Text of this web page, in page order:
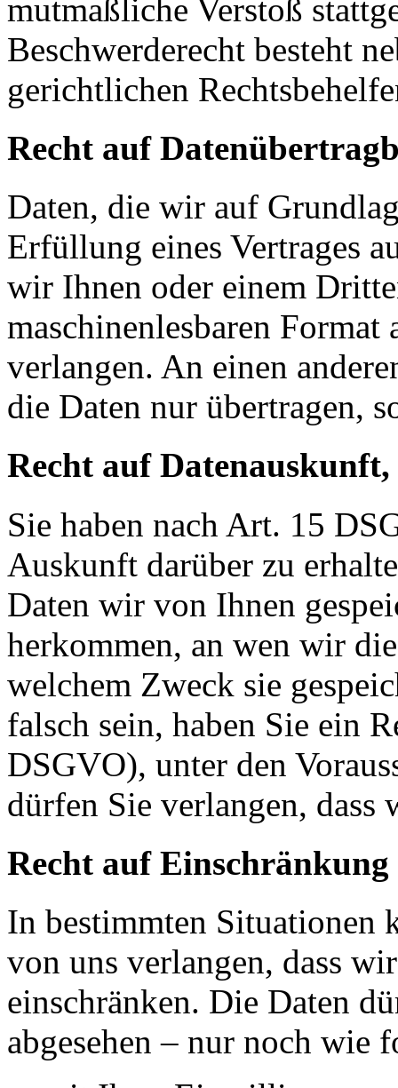
mutmaßliche Verstoß
Beschwerderecht besteht
gerichtlichen
Recht auf
Daten, die wir auf
Erfüllung eines Vertrages
wir Ihnen oder einem
maschinenlesbaren Format
verlangen. An einen
die Daten nur übertragen,
Recht auf
Sie haben nach Art. 15
Auskunft darüber zu
Daten wir von Ihnen
herkommen, an wen wir
welchem Zweck sie
falsch sein, haben Sie ein
DSGVO), unter den
dürfen Sie verlangen, dass
Recht auf
In bestimmten Situationen
von uns verlangen, dass
einschränken. Die Daten
abgesehen – nur noch wie